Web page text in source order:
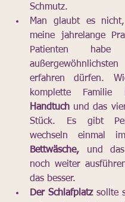
Schmutz.
Man glaubt es
meine jahrelange
Patienten
erfahren dürfen.
Handtuch und das
Stück. Es gibt
Bettwäsche, und
noch weiter
das besser.
Der Schlafplatz sollte